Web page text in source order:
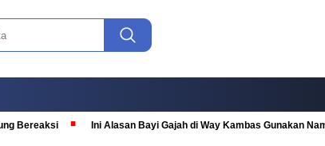
Bereaksi Ini Alasan Bayi Gajah di Way Kambas Gunakan